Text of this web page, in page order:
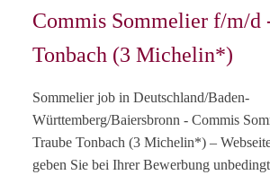
Commis Sommelier f/m/d
Tonbach (3 Michelin*)
Sommelier job in Deutschland/Baden-
Württemberg/Baiersbronn - Commis
Traube Tonbach (3 Michelin*) –
geben Sie bei Ihrer Bewerbung